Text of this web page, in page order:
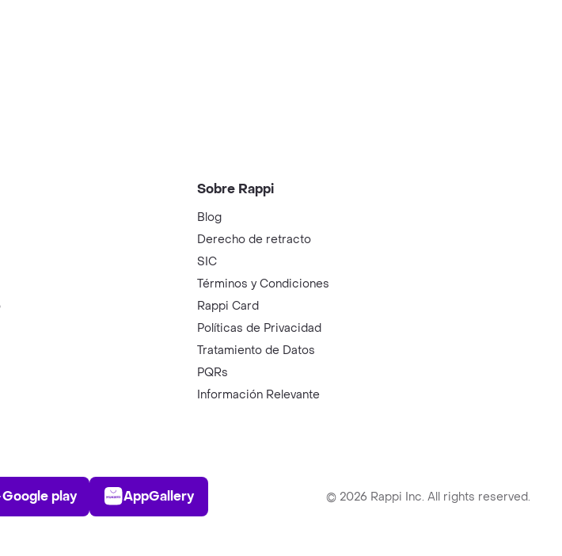
Sobre Rappi
Blog
Derecho de retracto
SIC
Términos y Condiciones
Rappi Card
Políticas de Privacidad
Tratamiento de Datos
PQRs
Información Relevante
Play Store
Google play
AppGallery
AppGallery © 2026 Rappi Inc. All rights reserved.